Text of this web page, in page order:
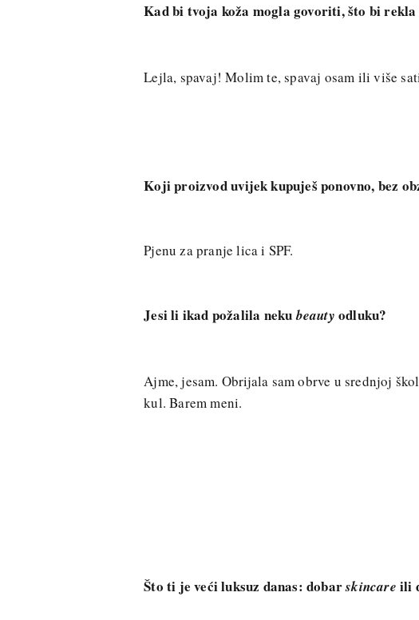
Kad bi tvoja koža mogla govoriti, što bi
Lejla, spavaj! Molim te, spavaj osam ili više
Koji proizvod uvijek kupuješ ponovno, bez
Pjenu za pranje lica i SPF.
Jesi li ikad požalila nekubeauty odluku?
Ajme, jesam. Obrijala sam obrve u srednjoj
kul. Barem meni.
Što ti je veći luksuz danas: dobarskincare ili